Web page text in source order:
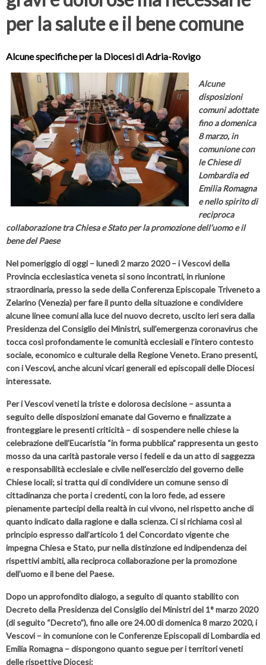
per la salute e il bene comune
Alcune specifiche per la Diocesi di Adria-Rovigo
Alcune
disposizioni
comuni adottate
fino a domenica
8 marzo, in
comunione con
le Chiese di
Lombardia ed
Emilia Romagna
e nello spirito di
reciproca
collaborazione tra Chiesa e Stato per la promozione dell’uomo e il
bene del Paese
Nel pomeriggio di oggi – lunedì 2 marzo 2020 – i Vescovi della
Provincia ecclesiastica veneta si sono incontrati, in riunione
straordinaria, presso la sede della Conferenza Episcopale Triveneto a
Zelarino (Venezia) per fare il punto della situazione e condividere
alcune linee comuni alla luce del nuovo decreto, uscito ieri sera dalla
Presidenza del Consiglio dei Ministri, sull’emergenza coronavirus che
tocca così profondamente le comunità ecclesiali e l’intero contesto
sociale, economico e culturale della Regione Veneto. Erano presenti,
con i Vescovi, anche alcuni vicari generali ed episcopali delle Diocesi
interessate.
Per i Vescovi veneti la triste e dolorosa decisione – assunta a
seguito delle disposizioni emanate dal Governo e finalizzate a
fronteggiare le presenti criticità – di sospendere nelle chiese la
celebrazione dell’Eucaristia “in forma pubblica” rappresenta un gesto
mosso da una carità pastorale verso i fedeli e da un atto di saggezza
e responsabilità ecclesiale e civile nell’esercizio del governo delle
Chiese locali; si tratta qui di condividere un comune senso di
cittadinanza che porta i credenti, con la loro fede, ad essere
pienamente partecipi della realtà in cui vivono, nel rispetto anche di
quanto indicato dalla ragione e dalla scienza. Ci si richiama così al
principio espresso dall’articolo 1 del Concordato vigente che
impegna Chiesa e Stato, pur nella distinzione ed indipendenza dei
rispettivi ambiti, alla reciproca collaborazione per la promozione
dell’uomo e il bene del Paese.
Dopo un approfondito dialogo, a seguito di quanto stabilito con
Decreto della Presidenza del Consiglio dei Ministri del 1° marzo 2020
(di seguito “Decreto”), fino alle ore 24.00 di domenica 8 marzo 2020, i
Vescovi – in comunione con le Conferenze Episcopali di Lombardia ed
Emilia Romagna – dispongono quanto segue per i territori veneti
delle rispettive Diocesi: